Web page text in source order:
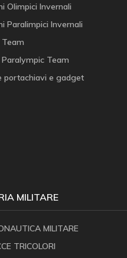
Olimpici Invernali
Paralimpici Invernali
Paralympic Team
portachiavi e gadget
MILITARE
MILITARE
TRICOLORI